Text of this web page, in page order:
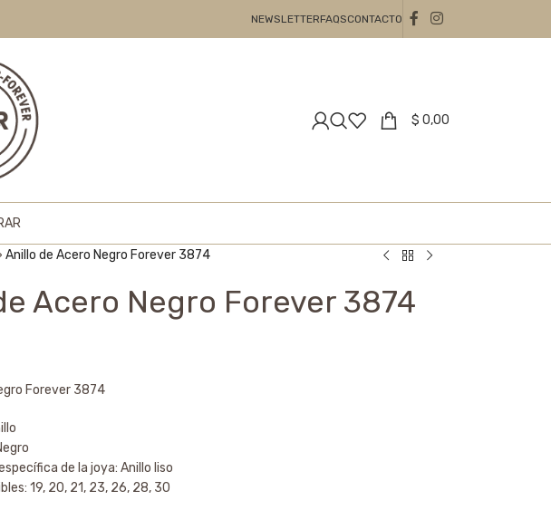
NEWSLETTERFAQSCONTACTO
$ 0,00
Anillo de Acero Negro Forever 3874
Acero Negro Forever 3874
Forever 3874
de la joya: Anillo liso
19, 20, 21, 23, 26, 28, 30